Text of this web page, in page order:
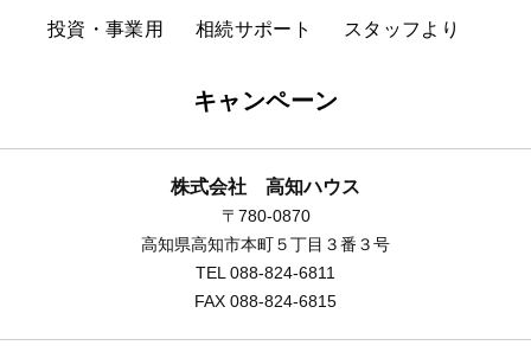
投資・事業用 相続サポート スタッフより
キャンペーン
株式会社 高知ハウス
〒780-0870
高知県高知市本町５丁目３番３号
TEL 088-824-6811
FAX 088-824-6815